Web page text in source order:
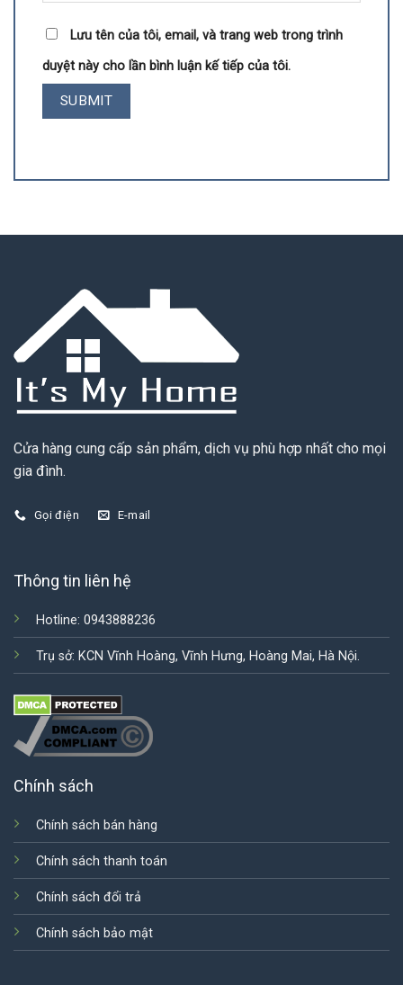
Lưu tên của tôi, email, và trang web trong trình
duyệt này cho lần bình luận kế tiếp của tôi.
Cửa hàng cung cấp sản phẩm, dịch vụ phù hợp nhất cho mọi
gia đình.
Gọi điện E-mail
Thông tin liên hệ
Hotline: 0943888236
Trụ sở: KCN Vĩnh Hoàng, Vĩnh Hưng, Hoàng Mai, Hà Nội.
Chính sách
Chính sách bán hàng
Chính sách thanh toán
Chính sách đổi trả
Chính sách bảo mật